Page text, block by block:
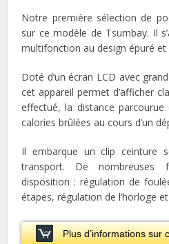
Notre première sélection de
sur ce modèle de Tsumbay. Il
multifonction au design épuré et
Doté d’un écran LCD avec
cet appareil permet d’afficher
effectué, la distance
calories brûlées au cours d’un
Il embarque un clip ceinture
transport. De
disposition : régulation de
étapes, régulation de l’horloge
Plus d’informations sur